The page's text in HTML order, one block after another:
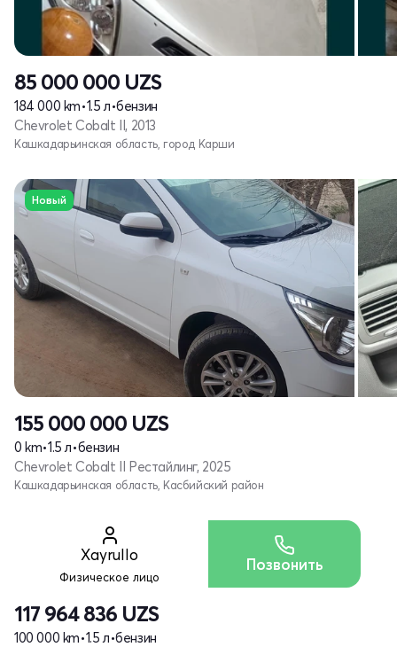
85 000 000 UZS
184 000 km•1.5 л•бензин
Chevrolet Cobalt II, 2013
Кашкадарьинская область, город Карши
Новый
155 000 000 UZS
0 km•1.5 л•бензин
Chevrolet Cobalt II Рестайлинг, 2025
Кашкадарьинская область, Касбийский район
Xayrullo
Физическое лицо
Позвонить
117 964 836 UZS
100 000 km•1.5 л•бензин